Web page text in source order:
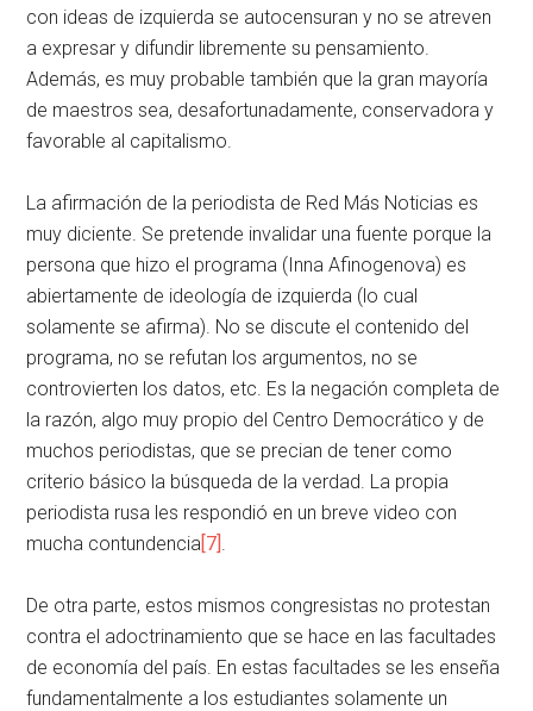
con ideas de izquierda se autocensuran y no se atreven
a expresar y difundir libremente su pensamiento.
Además, es muy probable también que la gran mayoría
de maestros sea, desafortunadamente, conservadora y
favorable al capitalismo.
La afirmación de la periodista de Red Más Noticias es
muy diciente. Se pretende invalidar una fuente porque la
persona que hizo el programa (Inna Afinogenova) es
abiertamente de ideología de izquierda (lo cual
solamente se afirma). No se discute el contenido del
programa, no se refutan los argumentos, no se
controvierten los datos, etc. Es la negación completa de
la razón, algo muy propio del Centro Democrático y de
muchos periodistas, que se precian de tener como
criterio básico la búsqueda de la verdad. La propia
periodista rusa les respondió en un breve video con
mucha contundencia[7]
De otra parte, estos mismos congresistas no protestan
contra el adoctrinamiento que se hace en las facultades
de economía del país. En estas facultades se les enseña
fundamentalmente a los estudiantes solamente un